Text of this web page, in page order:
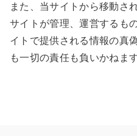
また、当サイトから移動さ
サイトが管理、運営するも
イトで提供される情報の真
も一切の責任も負いかねま